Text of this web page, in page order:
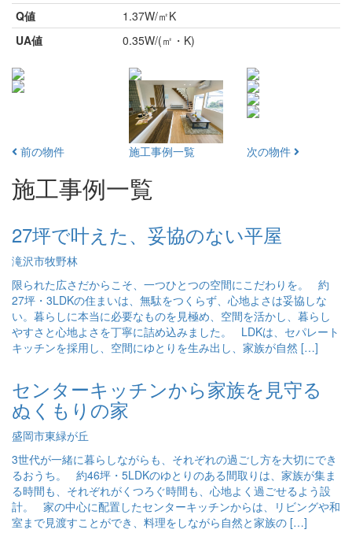
Q値
1.37W/㎡K
UA値
0.35W/(㎡・K)
前の物件 施工事例一覧 次の物件
施工事例一覧
27坪で叶えた、妥協のない平屋
滝沢市牧野林
限られた広さだからこそ、一つひとつの空間にこだわりを。 約
27坪・3LDKの住まいは、無駄をつくらず、心地よさは妥協しな
い。暮らしに本当に必要なものを見極め、空間を活かし、暮らし
やすさと心地よさを丁寧に詰め込みました。 LDKは、セパレート
キッチンを採用し、空間にゆとりを生み出し、家族が自然 […]
センターキッチンから家族を見守る
ぬくもりの家
盛岡市東緑が丘
3世代が一緒に暮らしながらも、それぞれの過ごし方を大切にでき
るおうち。 約46坪・5LDKのゆとりのある間取りは、家族が集ま
る時間も、それぞれがくつろぐ時間も、心地よく過ごせるよう設
計。 家の中心に配置したセンターキッチンからは、リビングや和
室まで見渡すことができ、料理をしながら自然と家族の […]